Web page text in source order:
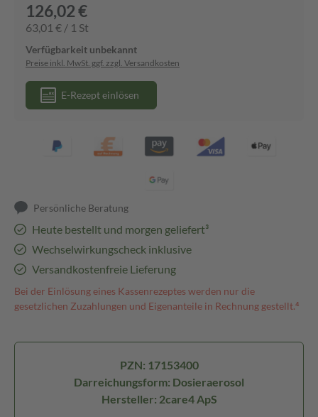
126,02 €
63,01 € / 1 St
Verfügbarkeit unbekannt
Preise inkl. MwSt. ggf. zzgl. Versandkosten
E-Rezept einlösen
Persönliche Beratung
Heute bestellt und morgen geliefert³
Wechselwirkungscheck inklusive
Versandkostenfreie Lieferung
Bei der Einlösung eines Kassenrezeptes werden nur die
gesetzlichen Zuzahlungen und Eigenanteile in Rechnung gestellt.⁴
PZN: 17153400
Darreichungsform: Dosieraerosol
Hersteller: 2care4 ApS